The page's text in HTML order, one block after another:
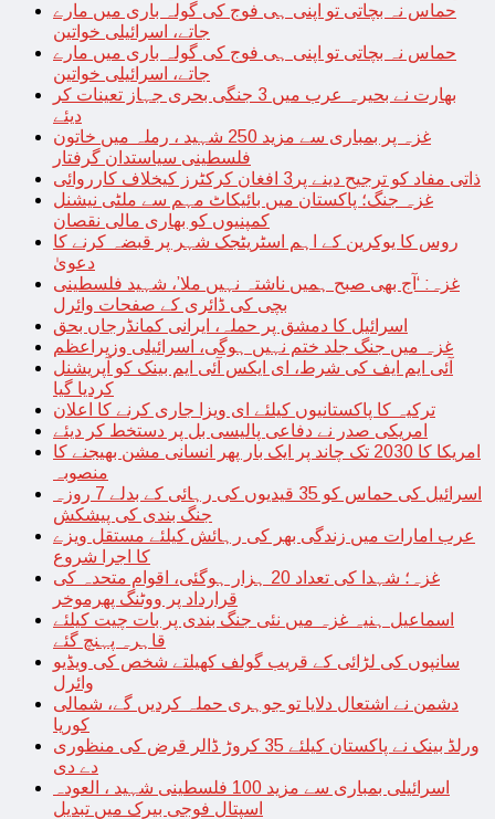
حماس نہ بچاتی تو اپنی ہی فوج کی گولہ باری میں مارے
جاتے، اسرائیلی خواتین
حماس نہ بچاتی تو اپنی ہی فوج کی گولہ باری میں مارے
جاتے، اسرائیلی خواتین
بھارت نے بحیرہ عرب میں 3 جنگی بحری جہاز تعینات کر
دیئے
غزہ پر بمباری سے مزید 250 شہید ، رملہ میں خاتون
فلسطینی سیاستدان گرفتار
ذاتی مفاد کو ترجیح دینے پر3 افغان کرکٹرز کیخلاف کارروائی
غزہ جنگ؛ پاکستان میں بائیکاٹ مہم سے ملٹی نیشنل
کمپنیوں کو بھاری مالی نقصان
روس کا یوکرین کے اہم اسٹریٹجک شہر پر قبضہ کرنے کا
دعویٰ
غزہ: ‘آج بھی صبح ہمیں ناشتہ نہیں ملا’، شہید فلسطینی
بچی کی ڈائری کے صفحات وائرل
اسرائیل کا دمشق پر حملہ، ایرانی کمانڈرجاں بحق
غزہ میں جنگ جلد ختم نہیں ہوگی، اسرائیلی وزیراعظم
آئی ایم ایف کی شرط، ای ایکس آئی ایم بینک کو آپریشنل
کردیا گیا
ترکیہ کا پاکستانیوں کیلئے ای ویزا جاری کرنے کا اعلان
امریکی صدر نے دفاعی پالیسی بل پر دستخط کر دیئے
امریکا کا 2030 تک چاند پر ایک بار پھر انسانی مشن بھیجنے کا
منصوبہ
اسرائیل کی حماس کو 35 قیدیوں کی رہائی کے بدلے 7 روزہ
جنگ بندی کی پیشکش
عرب امارات میں زندگی بھر کی رہائش کیلئے مستقل ویزے
کا اجرا شروع
غزہ؛ شہدا کی تعداد 20 ہزار ہوگئی، اقوام متحدہ کی
قرارداد پر ووٹنگ پھرموخر
اسماعیل ہنیہ غزہ میں نئی جنگ بندی پر بات چیت کیلئے
قاہرہ پہنچ گئے
سانپوں کی لڑائی کے قریب گولف کھیلتے شخص کی ویڈیو
وائرل
دشمن نے اشتعال دلایا تو جوہری حملہ کردیں گے، شمالی
کوریا
ورلڈ بینک نے پاکستان کیلئے 35 کروڑ ڈالر قرض کی منظوری
دے دی
اسرائیلی بمباری سے مزید 100 فلسطینی شہید ، العودہ
اسپتال فوجی بیرک میں تبدیل